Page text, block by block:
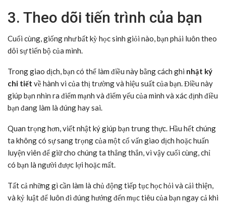
3. Theo dõi tiến trình của bạn
Cuối cùng, giống như bất kỳ học sinh giỏi nào, bạn phải luôn theo
dõi sự tiến bộ của mình.
Trong giao dịch, bạn có thể làm điều này bằng cách ghi nhật ký
chi tiết về hành vi của thị trường và hiệu suất của bạn. Điều này
giúp bạn nhìn ra điểm mạnh và điểm yếu của mình và xác định điều
bạn đang làm là đúng hay sai.
Quan trọng hơn, viết nhật ký giúp bạn trung thực. Hầu hết chúng
ta không có sự sang trọng của một cố vấn giao dịch hoặc huấn
luyện viên để giữ cho chúng ta thẳng thắn, vì vậy cuối cùng, chỉ
có bạn là người được lợi hoặc mất.
Tất cả những gì cần làm là chủ động tiếp tục học hỏi và cải thiện,
và kỷ luật để luôn đi đúng hướng đến mục tiêu của bạn ngay cả khi